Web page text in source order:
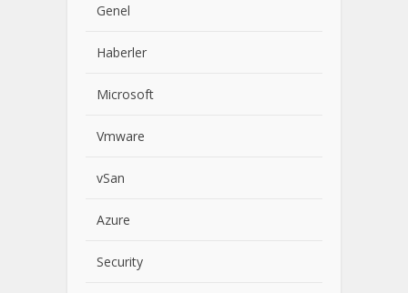
Genel
Haberler
Microsoft
Vmware
vSan
Azure
Security